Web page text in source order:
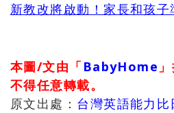
新教改將啟動！家長和孩子
本圖/文由「 BabyHome
不得任意轉載。
原文出處： 台灣英語能力